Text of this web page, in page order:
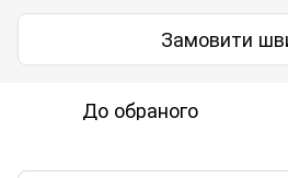
Замовити
До обраного